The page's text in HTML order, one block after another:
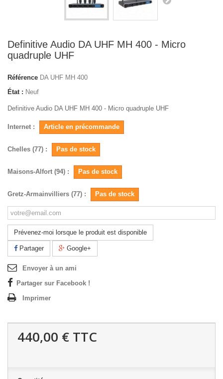
Definitive Audio DA UHF MH 400 - Micro
quadruple UHF
Référence DA UHF MH 400
État : Neuf
Definitive Audio DA UHF MH 400 - Micro quadruple UHF
Internet : Article en précommande
Chelles (77) : Pas de stock
Maisons-Alfort (94) : Pas de stock
Gretz-Armainvilliers (77) : Pas de stock
Prévenez-moi lorsque le produit est disponible
Partager Google+
Envoyer à un ami
Partager sur Facebook !
Imprimer
440,00 € TTC